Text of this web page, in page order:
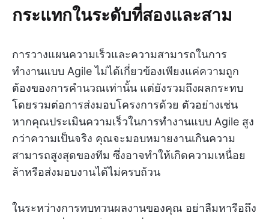
กระแทกในระดับที่สองและสาม
การวางแผนความเร็วและความสามารถในการ
ทำงานแบบ Agile ไม่ได้เกี่ยวข้องเพียงแค่ความถูก
ต้องของการคำนวณเท่านั้น แต่ยังรวมถึงผลกระทบ
โดยรวมต่อการส่งมอบโครงการด้วย ตัวอย่างเช่น
หากคุณประเมินความเร็วในการทำงานแบบ Agile สูง
กว่าความเป็นจริง คุณจะมอบหมายงานเกินความ
สามารถสูงสุดของทีม ซึ่งอาจทำให้เกิดความเหนื่อย
ล้าหรือส่งมอบงานได้ไม่ครบถ้วน
ในระหว่างการทบทวนผลงานของคุณ อย่าลืมหารือถึง